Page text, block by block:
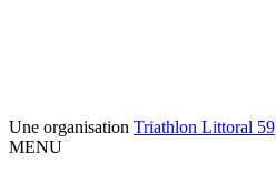
Une organisation Triathlon Littoral 59
MENU